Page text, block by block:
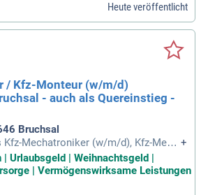
Grundkenntnisse in Mathematik un
Zudem ist ein gutes räumliches Vo
Sorgfalt gefragt, um präzise arbeite
uns besonders über Bewerbungen v
die Teil unseres Teams w
Heute veröffentlicht
/ Kfz-Monteur (w/m/d)
- auch als Quereinstieg -
Bruchsal
Kfz-Mechatroniker (w/m/d), Kfz-Mech
(w/m/d)? Wir freuen u
Auch Quereinsteiger*innen (z. B.
+
Urlaubsgeld | Weihnachtsgeld |
| Vermögenswirksame Leistungen